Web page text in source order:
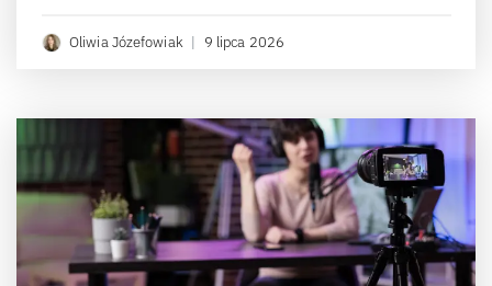
Oliwia Józefowiak | 9 lipca 2026